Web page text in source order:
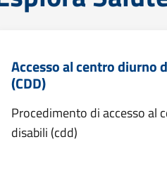
Accesso al centro diurno
(CDD)
Procedimento di accesso al
disabili (cdd)